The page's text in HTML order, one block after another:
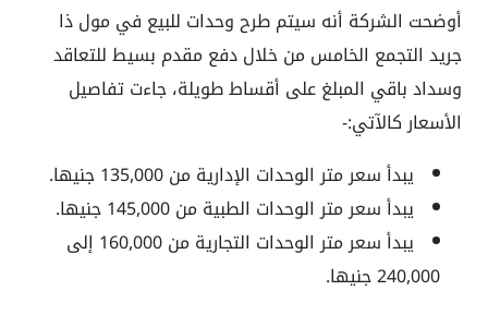
أوضحت الشركة أنه سيتم طرح وحدات للبيع في مول ذا
جريد التجمع الخامس من خلال دفع مقدم بسيط للتعاقد
وسداد باقي المبلغ على أقساط طويلة، جاءت تفاصيل
الأسعار كالآتي:-
يبدأ سعر متر الوحدات الإدارية من 135,000 جنيها.
يبدأ سعر متر الوحدات الطبية من 145,000 جنيها.
يبدأ سعر متر الوحدات التجارية من 160,000 إلى
240,000 جنيها.